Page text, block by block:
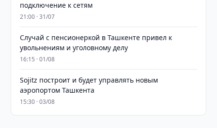
подключение к сетям
21:00 · 31/07
Случай с пенсионеркой в Ташкенте привел к
увольнениям и уголовному делу
16:15 · 01/08
Sojitz построит и будет управлять новым
аэропортом Ташкента
15:30 · 03/08